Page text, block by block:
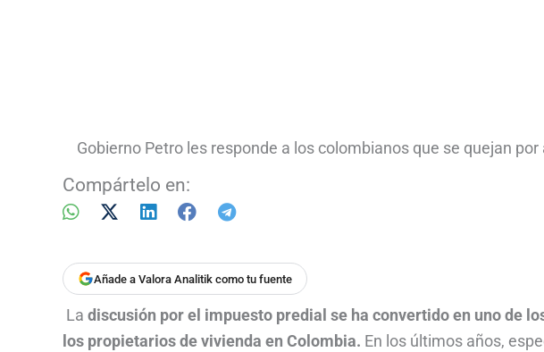
Gobierno Petro les responde a los colombianos que se quejan
Compártelo en:
Añade a Valora Analitik como tu fuente
La discusión por el impuesto predial se ha convertido en uno de
los propietarios de vivienda en Colombia. En los últimos años,